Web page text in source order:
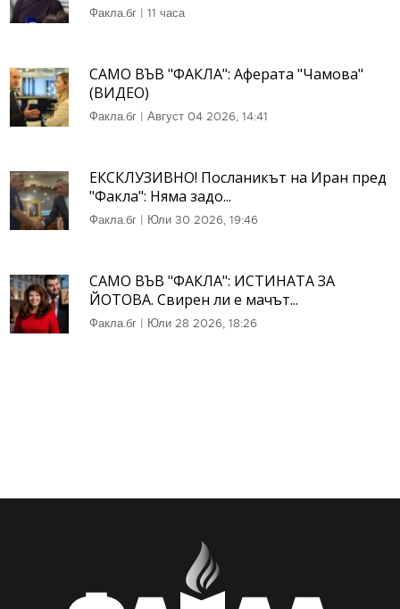
Факла.бг | 11 часа
САМО ВЪВ "ФАКЛА": Аферата "Чамова"
(ВИДЕО)
Факла.бг | Август 04 2026, 14:41
ЕКСКЛУЗИВНО! Посланикът на Иран пред
"Факла": Няма задо...
Факла.бг | Юли 30 2026, 19:46
САМО ВЪВ "ФАКЛА": ИСТИНАТА ЗА
ЙОТОВА. Свирен ли е мачът...
Факла.бг | Юли 28 2026, 18:26